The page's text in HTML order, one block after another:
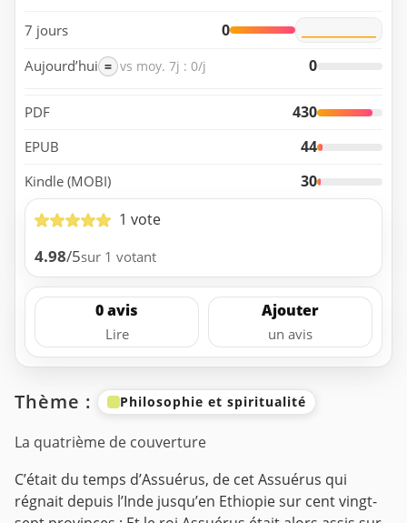
7 jours 0
Aujourd’hui = vs moy. 7j : 0/j 0
PDF 430
EPUB 44
Kindle (MOBI)
30
1 vote
4.98/5sur 1 votant
0 avis
Lire
Ajouter
un avis
Thème : Philosophie et spiritualité
La quatrième de couverture
C’était du temps d’Assuérus, de cet Assuérus qui
régnait depuis l’Inde jusqu’en Ethiopie sur cent vingt-